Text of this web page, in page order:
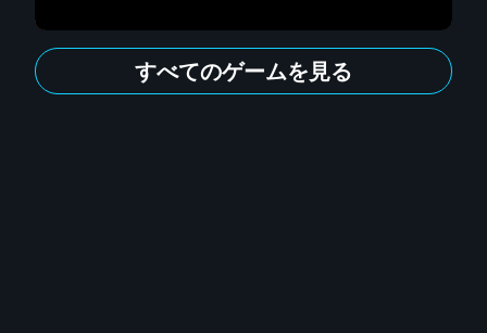
すべてのゲームを見る